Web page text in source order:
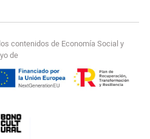
contenidos de Economía Social y
de